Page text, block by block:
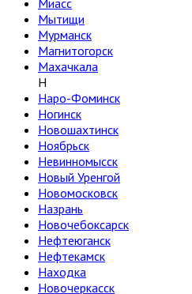
Миасс
Мытищи
Мурманск
Магнитогорск
Махачкала
Н
Наро-Фоминск
Ногинск
Новошахтинск
Ноябрьск
Невинномысск
Новый Уренгой
Новомосковск
Назрань
Новочебоксарск
Нефтеюганск
Нефтекамск
Находка
Новочеркасск